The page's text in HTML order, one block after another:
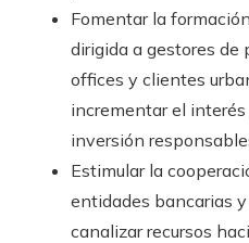
Fomentar la
dirigida a gestores de
offices y clientes
incrementar el
inversión
Estimular la
entidades bancarias
canalizar recursos